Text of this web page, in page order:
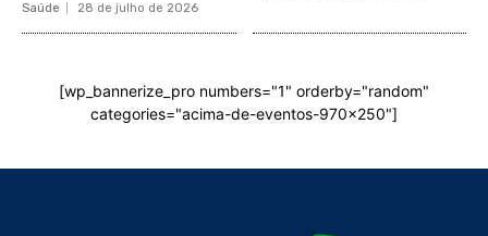
Saúde 28 de julho de 2026
[wp_bannerize_pro numbers="1" orderby="random"
categories="acima-de-eventos-970x250"]